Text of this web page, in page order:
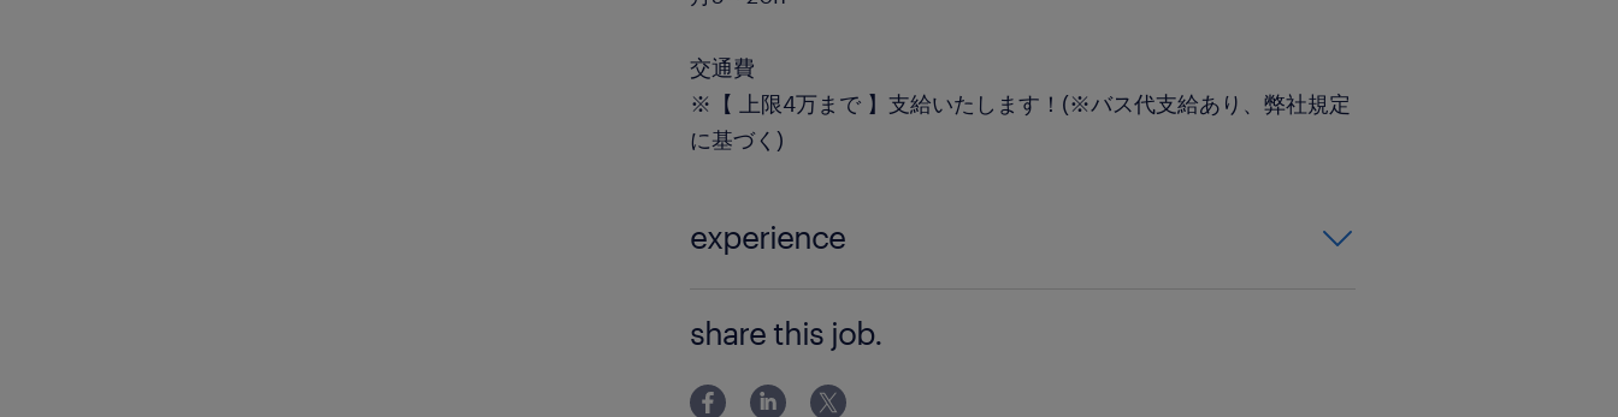
交通費
※【 上限4万まで 】支給いたします！(※バス代支給あり、弊社規定
に基づく)
experience
電話対応の経験がある方
share this job.